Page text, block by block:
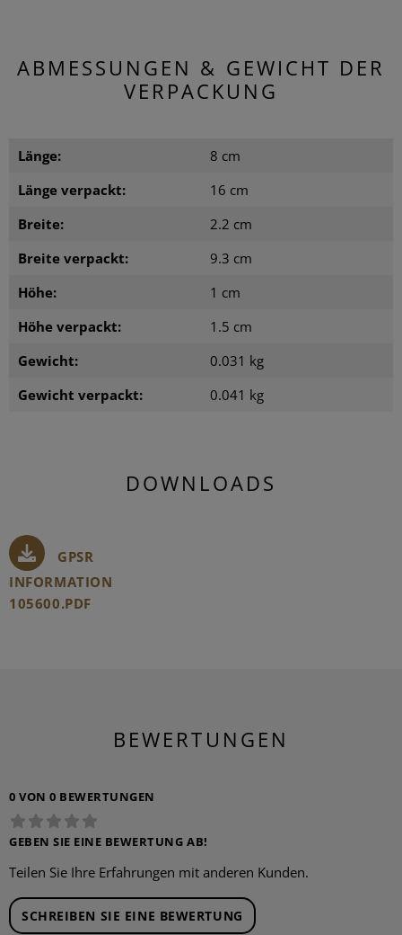
ABMESSUNGEN & GEWICHT DER
VERPACKUNG
Länge:
8 cm
Länge verpackt:
16 cm
Breite:
2.2 cm
Breite verpackt:
9.3 cm
Höhe:
1 cm
Höhe verpackt:
1.5 cm
Gewicht:
0.031 kg
Gewicht verpackt:
0.041 kg
DOWNLOADS
GPSR
INFORMATION
105600.PDF
BEWERTUNGEN
0 VON 0 BEWERTUNGEN
GEBEN SIE EINE BEWERTUNG AB!
Teilen Sie Ihre Erfahrungen mit anderen Kunden.
SCHREIBEN SIE EINE BEWERTUNG